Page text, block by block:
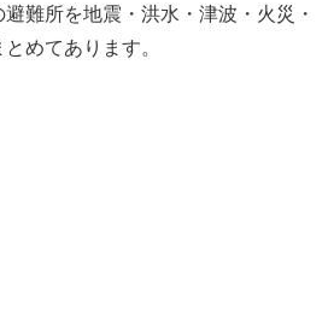
難所を地震・洪水・津波・火災・
めてあります。